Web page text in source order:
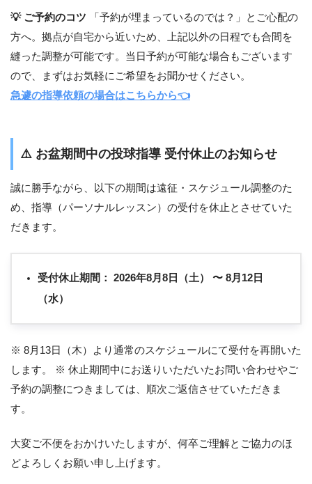
💡 ご予約のコツ 「予約が埋まっているのでは？」とご心配の
方へ。拠点が自宅から近いため、上記以外の日程でも合間を
縫った調整が可能です。当日予約が可能な場合もございます
ので、まずはお気軽にご希望をお聞かせください。
急遽の指導依頼の場合はこちらから👈
⚠️ お盆期間中の投球指導 受付休止のお知らせ
誠に勝手ながら、以下の期間は遠征・スケジュール調整のた
め、指導（パーソナルレッスン）の受付を休止とさせていた
だきます。
受付休止期間：
2026年8月8日（土） 〜 8月12日
（水）
※ 8月13日（木）より通常のスケジュールにて受付を再開いた
します。 ※ 休止期間中にお送りいただいたお問い合わせやご
予約の調整につきましては、順次ご返信させていただきま
す。
大変ご不便をおかけいたしますが、何卒ご理解とご協力のほ
どよろしくお願い申し上げます。